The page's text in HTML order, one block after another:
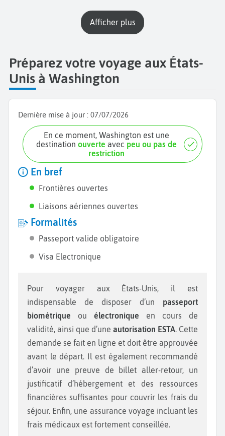
Afficher plus
Préparez votre voyage aux États-
Unis à Washington
Dernière mise à jour : 07/07/2026
En ce moment, Washington est une
destinationouverte avec peu ou pas de
restriction
En bref
Frontières ouvertes
Liaisons aériennes ouvertes
Formalités
Passeport valide obligatoire
Visa Electronique
Pour voyager aux États-Unis, il est
indispensable de disposer d’un passeport
biométrique ou électronique en cours de
validité, ainsi que d’une autorisation ESTA. Cette
demande se fait en ligne et doit être approuvée
avant le départ. Il est également recommandé
d’avoir une preuve de billet aller-retour, un
justificatif d’hébergement et des ressources
financières suffisantes pour couvrir les frais du
séjour. Enfin, une assurance voyage incluant les
frais médicaux est fortement conseillée.